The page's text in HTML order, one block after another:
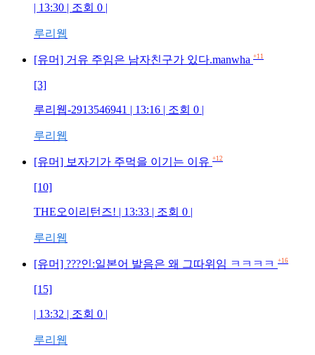
| 13:30 | 조회 0 |
루리웹
[유머] 거유 주임은 남자친구가 있다.manwha +11
[3]
루리웹-2913546941 | 13:16 | 조회 0 |
루리웹
[유머] 보자기가 주먹을 이기는 이유 +12
[10]
THE오이리턴즈! | 13:33 | 조회 0 |
루리웹
[유머] ???인:일본어 발음은 왜 그따위임 ㅋㅋㅋㅋ +16
[15]
| 13:32 | 조회 0 |
루리웹